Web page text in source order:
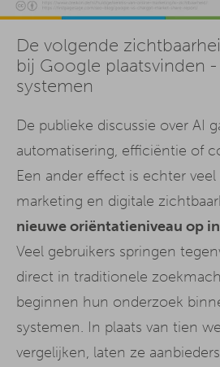
De volgende
bij Google plaatsvinden
systemen
De publieke discussie over AI
automatisering, efficiëntie of
Een ander effect is echter
marketing en digitale
nieuwe oriëntatieniveau op
Veel gebruikers springen
direct in traditionele
beginnen hun onderzoek
systemen. In plaats van tien
vergelijken, laten ze